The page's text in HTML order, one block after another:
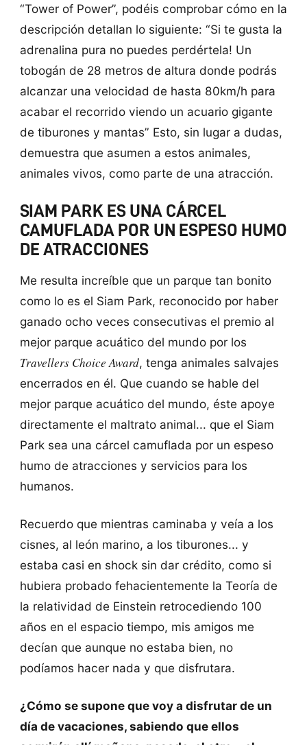
“Tower of Power”, podéis comprobar cómo en la
descripción detallan lo siguiente: “Si te gusta la
adrenalina pura no puedes perdértela! Un
tobogán de 28 metros de altura donde podrás
alcanzar una velocidad de hasta 80km/h para
acabar el recorrido viendo un acuario gigante
de tiburones y mantas” Esto, sin lugar a dudas,
demuestra que asumen a estos animales,
animales vivos, como parte de una atracción.
SIAM PARK ES UNA CÁRCEL
CAMUFLADA POR UN ESPESO HUMO
DE ATRACCIONES
Me resulta increíble que un parque tan bonito
como lo es el Siam Park, reconocido por haber
ganado ocho veces consecutivas el premio al
mejor parque acuático del mundo por los
Travellers Choice Award, tenga animales salvajes
encerrados en él. Que cuando se hable del
mejor parque acuático del mundo, éste apoye
directamente el maltrato animal... que el Siam
Park sea una cárcel camuflada por un espeso
humo de atracciones y servicios para los
humanos.
Recuerdo que mientras caminaba y veía a los
cisnes, al león marino, a los tiburones... y
estaba casi en shock sin dar crédito, como si
hubiera probado fehacientemente la Teoría de
la relatividad de Einstein retrocediendo 100
años en el espacio tiempo, mis amigos me
decían que aunque no estaba bien, no
podíamos hacer nada y que disfrutara.
¿Cómo se supone que voy a disfrutar de un
día de vacaciones, sabiendo que ellos